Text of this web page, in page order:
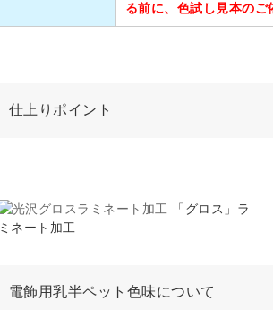
る前に、色試し見本のご
仕上りポイント
「グロス」ラ
ミネート加工
電飾用乳半ペット色味について